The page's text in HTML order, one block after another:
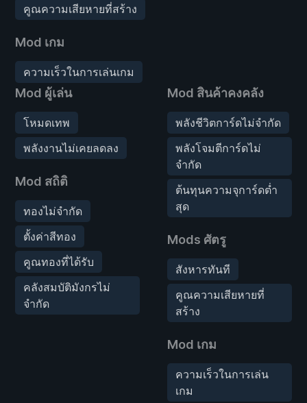
คูณความเสียหายที่สร้าง
Mod เกม
ความเร็วในการเล่นเกม
Mod ผู้เล่น
โหมดเทพ
พลังงานไม่เคยลดลง
Mod สถิติ
ทองไม่จำกัด
ตั้งค่าสีทอง
คูณทองที่ได้รับ
คลังสมบัติมังกรไม่
จำกัด
Mod สินค้าคงคลัง
พลังชีวิตการ์ดไม่จำกัด
พลังโจมตีการ์ดไม่
จำกัด
ต้นทุนความจุการ์ดต่ำ
สุด
Mods ศัตรู
สังหารทันที
คูณความเสียหายที่
สร้าง
Mod เกม
ความเร็วในการเล่น
เกม